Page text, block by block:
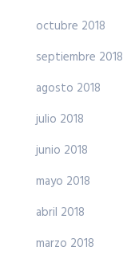
octubre 2018
septiembre 2018
agosto 2018
julio 2018
junio 2018
mayo 2018
abril 2018
marzo 2018